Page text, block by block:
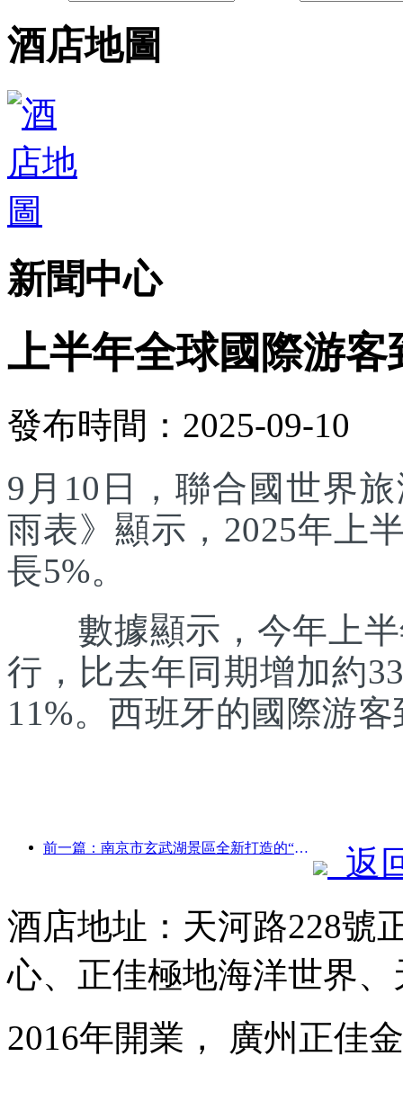
酒店地圖
新聞中心
上半年全球國際游
發布時間：2025-09-10
9月10日，聯合國世界
雨表》顯示，2025年上
長5%。
數據顯示，今年上半
行，比去年同期增加約
11%。西班牙的國際游
前一篇：南京市玄武湖景區全新打造的“金陵詩仙館”等4座文化場館正式開放
返
酒店地址：天河路228號
心、正佳極地海洋世界
2016年開業， 廣州正